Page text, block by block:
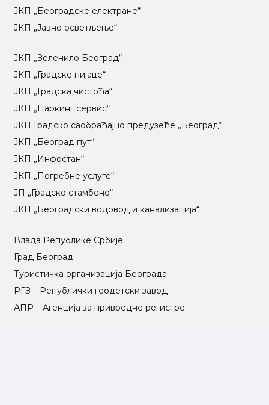
ЈКП „Београдске електране“
ЈКП „Јавно осветљење“
ЈКП „Зеленило Београд“
ЈКП „Градске пијаце“
ЈКП „Градска чистоћа“
ЈКП „Паркинг сервис“
ЈКП Градско саобраћајно предузеће „Београд“
ЈКП „Београд пут“
ЈКП „Инфостан“
ЈКП „Погребне услуге“
ЈП „Градско стамбено“
ЈКП „Београдски водовод и канализација“
Влада Републике Србије
Град Београд
Туристичка организација Београда
РГЗ – Републички геодетски завод
АПР – Агенција за привредне регистре